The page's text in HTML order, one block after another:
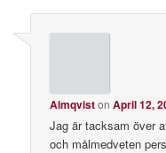
AlmqvistonApril 12,
Jag är tacksam över
och målmedveten